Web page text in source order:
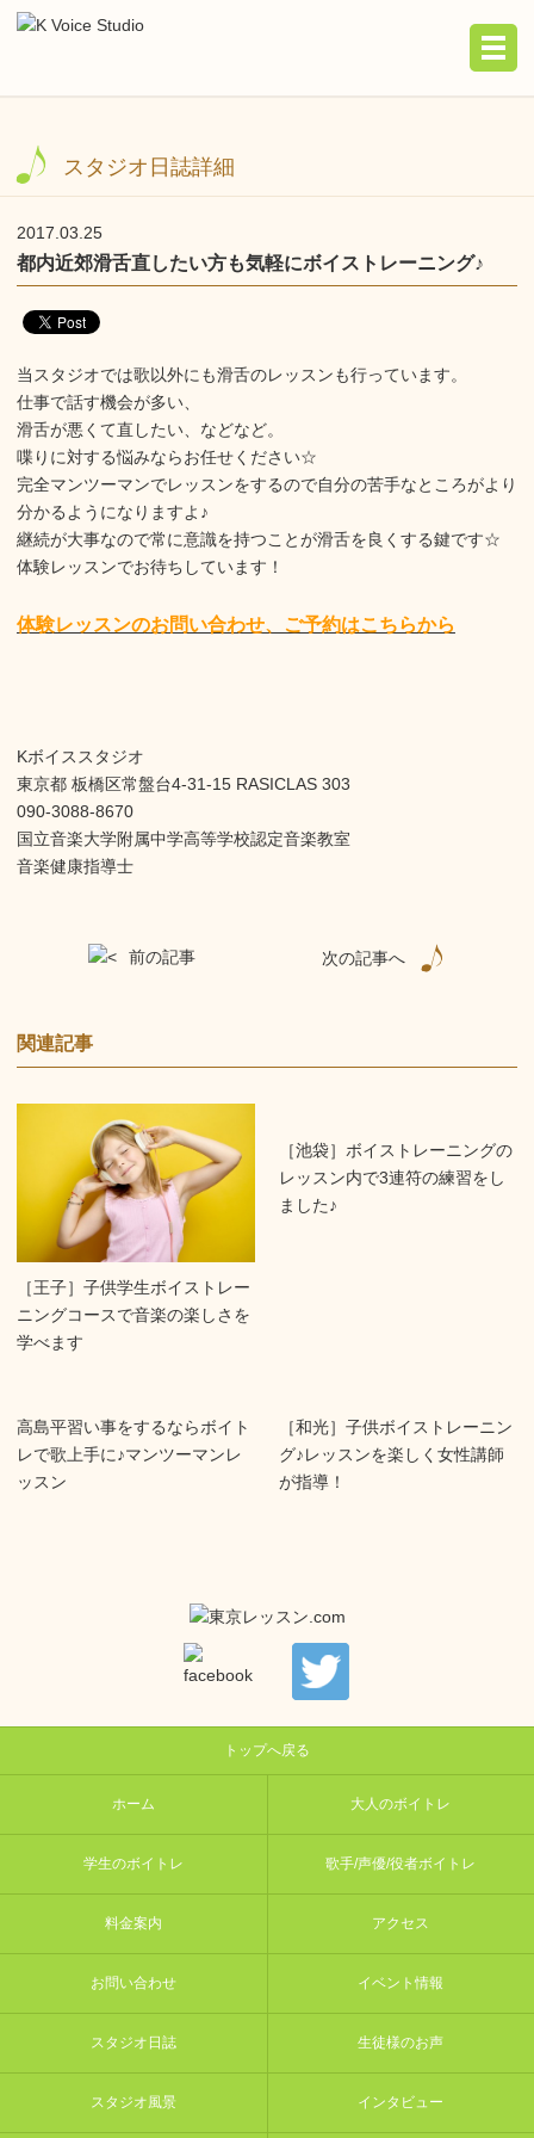
スタジオ日誌詳細
2017.03.25
都内近郊滑舌直したい方も気軽にボイストレーニング♪
当スタジオでは歌以外にも滑舌のレッスンも行っています。
仕事で話す機会が多い、
滑舌が悪くて直したい、などなど。
喋りに対する悩みならお任せください☆
完全マンツーマンでレッスンをするので自分の苦手なところがより
分かるようになりますよ♪
継続が大事なので常に意識を持つことが滑舌を良くする鍵です☆
体験レッスンでお待ちしています！
体験レッスンのお問い合わせ、ご予約はこちらから
Kボイススタジオ
東京都 板橋区常盤台4-31-15 RASICLAS 303
090-3088-8670
国立音楽大学附属中学高等学校認定音楽教室
音楽健康指導士
前の記事 次の記事へ
関連記事
［王子］子供学生ボイストレー
ニングコースで音楽の楽しさを
学べます
［池袋］ボイストレーニングの
レッスン内で3連符の練習をし
ました♪
高島平習い事をするならボイト
レで歌上手に♪マンツーマンレ
ッスン
［和光］子供ボイストレーニン
グ♪レッスンを楽しく女性講師
が指導！
トップへ戻る
ホーム 大人のボイトレ
学生のボイトレ 歌手/声優/役者ボイトレ
料金案内 アクセス
お問い合わせ イベント情報
スタジオ日誌 生徒様のお声
スタジオ風景 インタビュー